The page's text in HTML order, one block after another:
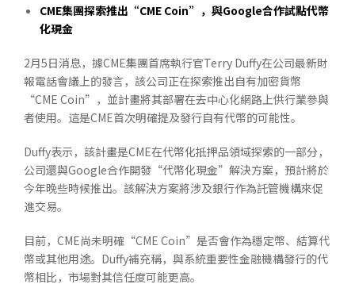
CME集團探索推出“CME Coin”，與Google合作試點代幣
化現金
2月5日消息，據CME集團首席執行官Terry Duffy在公司最新財
報電話會議上的發言，該公司正在探索推出自有加密貨幣
“CME Coin”，並計畫將其部署在去中心化網路上供行業參與
者使用。這是CME首次明確提及發行自有代幣的可能性。
Duffy表示，該計畫是CME在代幣化抵押品領域探索的一部分，
公司還與Google合作開發“代幣化現金”解決方案，預計將於
今年晚些時候推出。該解決方案將涉及銀行作為託管機構來促
進交易。
目前，CME尚未明確“CME Coin”是否會作為穩定幣、結算代
幣或其他用途。Duffy補充稱，與系統重要性金融機構發行的代
幣相比，市場對其信任度可能更高。